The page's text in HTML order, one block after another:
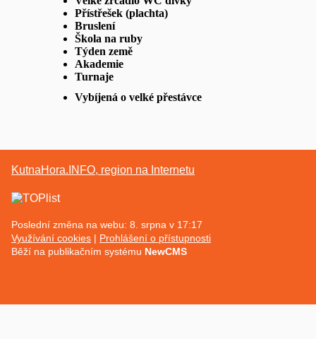
Přístřešek (plachta)
Bruslení
Škola na ruby
Týden země
Akademie
Turnaje
Vybíjená o velké přestávce
KutnaHora.INFO, region na Internetu
Poslední změna na webu: 8. srpna v 17:17
Využívání cookies
Prohlášení o přístupnosti
Běží na publikačním systému NewCMS